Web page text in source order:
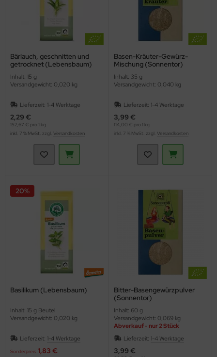
Bärlauch, geschnitten und
getrocknet (Lebensbaum)
Inhalt: 15 g
Versandgewicht: 0,020 kg
Lieferzeit: 1-4 Werktage
2,29 €
152,67 € pro 1 kg
inkl. 7 % MwSt. zzgl. Versandkosten
Basen-Kräuter-Gewürz-
Mischung (Sonnentor)
Inhalt: 35 g
Versandgewicht: 0,040 kg
Lieferzeit: 1-4 Werktage
3,99 €
114,00 € pro 1 kg
inkl. 7 % MwSt. zzgl. Versandkosten
Basilikum (Lebensbaum)
Inhalt: 15 g Beutel
Versandgewicht: 0,020 kg
Lieferzeit: 1-4 Werktage
Sonderpreis 1,83 €
20%
Bitter-Basengewürzpulver
(Sonnentor)
Inhalt: 60 g
Versandgewicht: 0,069 kg
Abverkauf - nur 2 Stück
Lieferzeit: 1-4 Werktage
3,99 €